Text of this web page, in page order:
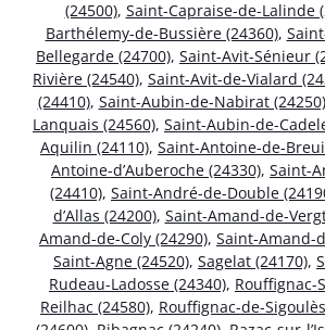
(24500), Saint-Capraise-de-Lalinde
Barthélemy-de-Bussière (24360),
Bellegarde (24700), Saint-Avit-Sénieur
Rivière (24540), Saint-Avit-de-Vialard
(24410), Saint-Aubin-de-Nabirat (24250)
Lanquais (24560), Saint-Aubin-de-
Aquilin (24110), Saint-Antoine-de-
Antoine-d’Auberoche (24330), Saint-
(24410), Saint-André-de-Double
d’Allas (24200), Saint-Amand-de-
Amand-de-Coly (24290), Saint-Amand-
Saint-Agne (24520), Sagelat (24170),
Rudeau-Ladosse (24340), Rouffignac-
Reilhac (24580), Rouffignac-de-